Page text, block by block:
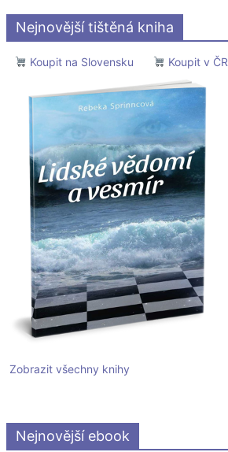
Nejnovější tištěná kniha
Koupit na Slovensku Koupit v ČR
Zobrazit všechny knihy
Nejnovější ebook